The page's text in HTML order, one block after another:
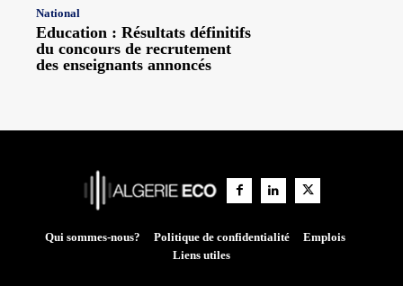
National
Education : Résultats définitifs
du concours de recrutement
des enseignants annoncés
Qui sommes-nous? Politique de confidentialité
Emplois
Liens utiles